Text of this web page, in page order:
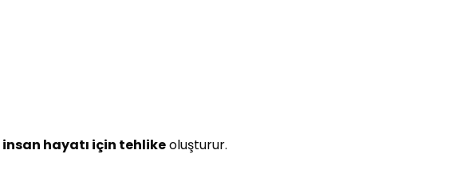
insan hayatı için tehlikeoluşturur.